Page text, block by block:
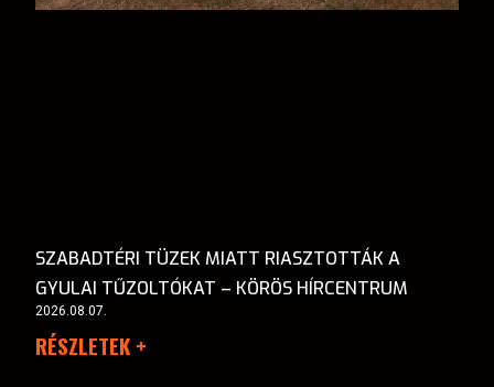
SZABADTÉRI TÜZEK MIATT RIASZTOTTÁK A
GYULAI TŰZOLTÓKAT – KÖRÖS HÍRCENTRUM
2026.08.07.
RÉSZLETEK +